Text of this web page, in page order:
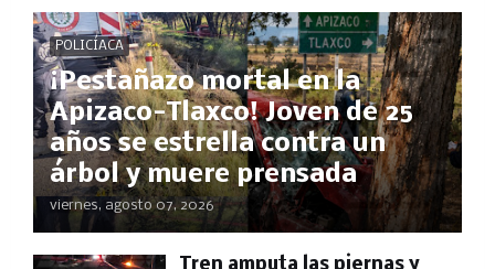
POLICÍACA
¡Pestañazo mortal en la
Apizaco-Tlaxco! Joven de 25
años se estrella contra un
árbol y muere prensada
viernes, agosto 07, 2026